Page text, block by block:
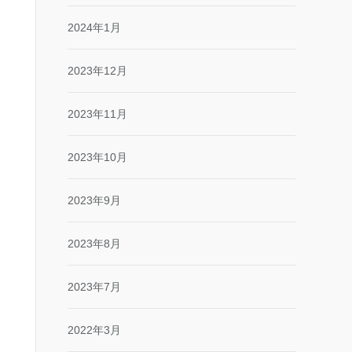
2024年1月
2023年12月
2023年11月
2023年10月
2023年9月
2023年8月
2023年7月
2022年3月